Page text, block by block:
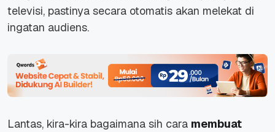
televisi, pastinya secara otomatis akan melekat di
ingatan audiens.
Lantas, kira-kira bagaimana sih cara membuat